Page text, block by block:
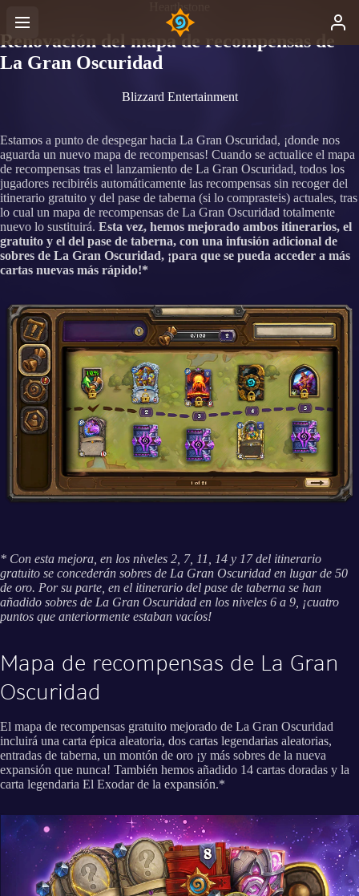
Hearthstone
Renovación del mapa de recompensas de
La Gran Oscuridad
Blizzard Entertainment
Estamos a punto de despegar hacia La Gran Oscuridad, ¡donde nos
aguarda un nuevo mapa de recompensas! Cuando se actualice el mapa
de recompensas tras el lanzamiento de La Gran Oscuridad, todos los
jugadores recibiréis automáticamente las recompensas sin recoger del
itinerario gratuito y del pase de taberna (si lo comprasteis) actuales, tras
lo cual un mapa de recompensas de La Gran Oscuridad totalmente
nuevo lo sustituirá. Esta vez, hemos mejorado ambos itinerarios, el
gratuito y el del pase de taberna, con una infusión adicional de
sobres de La Gran Oscuridad, ¡para que se pueda acceder a más
cartas nuevas más rápido!*
* Con esta mejora, en los niveles 2, 7, 11, 14 y 17 del itinerario
gratuito se concederán sobres de La Gran Oscuridad en lugar de 50
de oro. Por su parte, en el itinerario del pase de taberna se han
añadido sobres de La Gran Oscuridad en los niveles 6 a 9, ¡cuatro
puntos que anteriormente estaban vacíos!
Mapa de recompensas de La Gran
Oscuridad
El mapa de recompensas gratuito mejorado de La Gran Oscuridad
incluirá una carta épica aleatoria, dos cartas legendarias aleatorias,
entradas de taberna, un montón de oro ¡y más sobres de la nueva
expansión que nunca! También hemos añadido 14 cartas doradas y la
carta legendaria El Exodar de la expansión.*